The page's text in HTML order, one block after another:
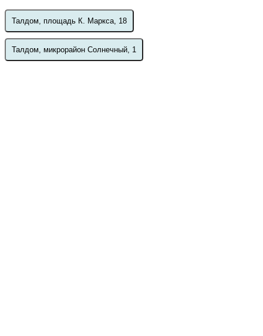
Талдом, площадь К. Маркса, 18
Талдом, микрорайон Солнечный, 1